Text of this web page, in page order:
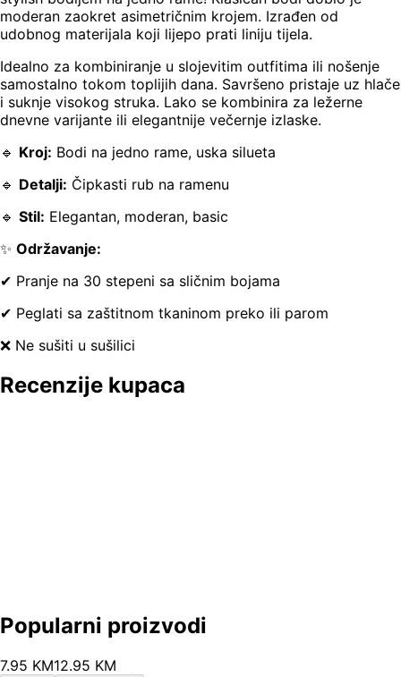
moderan zaokret asimetričnim krojem. Izrađen od
udobnog materijala koji lijepo prati liniju tijela.
Idealno za kombiniranje u slojevitim outfitima ili nošenje
samostalno tokom toplijih dana. Savršeno pristaje uz hlače
i suknje visokog struka. Lako se kombinira za ležerne
dnevne varijante ili elegantnije večernje izlaske.
🔹 Kroj: Bodi na jedno rame, uska silueta
🔹 Detalji: Čipkasti rub na ramenu
🔹 Stil: Elegantan, moderan, basic
✨ Održavanje:
✔ Pranje na 30 stepeni sa sličnim bojama
✔ Peglati sa zaštitnom tkaninom preko ili parom
❌ Ne sušiti u sušilici
Recenzije kupaca
Popularni proizvodi
7.95 KM12.95 KM